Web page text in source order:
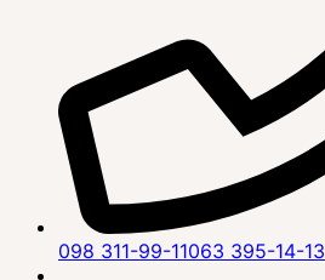
098 311-99-11063 395-14-13